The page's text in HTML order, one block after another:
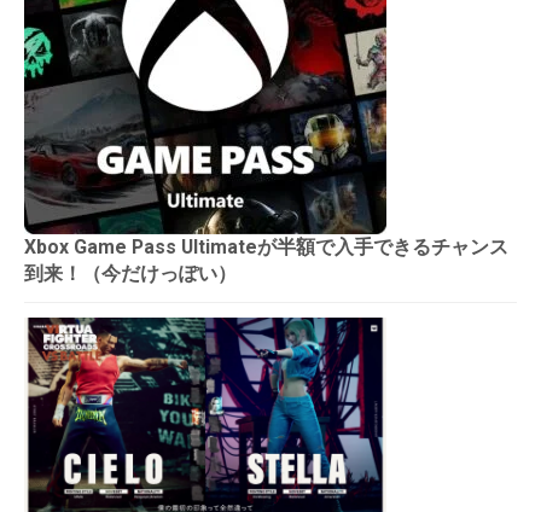
Xbox Game Pass Ultimateが半額で入手できるチャンス
到来！（今だけっぽい）